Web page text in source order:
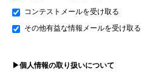
コンテストメールを受け取る
その他有益な情報メールを受け取る
▶個人情報の取り扱いについて